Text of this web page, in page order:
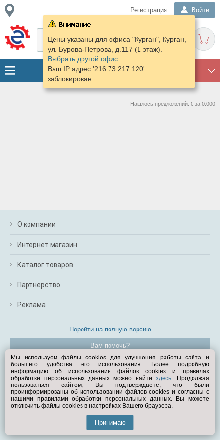
Регистрация Войти
Цены указаны для офиса "Курган", Курган,
ул. Бурова-Петрова, д.117 (1 этаж).
Выбрать другой офис
Ваш IP адрес '216.73.217.120'
заблокирован.
Нашлось предложений: 0 за 0.000
О компании
Интернет магазин
Каталог товаров
Партнерство
Реклама
Перейти на полную версию
Вам помочь?
© Exist.ru 1998—2026
Мы используем файлы cookies для улучшения работы сайта и
большего удобства его использования. Более подробную
информацию об использовании файлов cookies и правилах
обработки персональных данных можно найтиздесь. Продолжая
пользоваться сайтом, Вы подтверждаете, что были
проинформированы об использовании файлов cookies и согласны с
нашими правилами обработки персональных данных. Вы можете
отключить файлы cookies в настройках Вашего браузера.
Принимаю